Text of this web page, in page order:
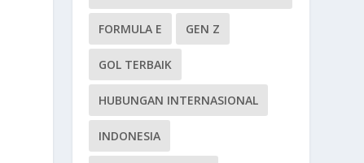
FORMULA E GEN Z
GOL TERBAIK
HUBUNGAN INTERNASIONAL
INDONESIA